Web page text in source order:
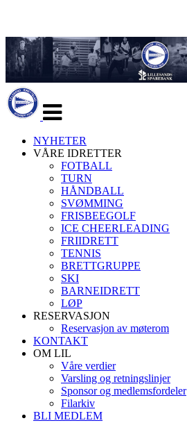
navigasjon
NYHETER
VÅRE IDRETTER
FOTBALL
TURN
HÅNDBALL
SVØMMING
FRISBEEGOLF
ICE CHEERLEADING
FRIIDRETT
TENNIS
BRETTGRUPPE
SKI
BARNEIDRETT
LØP
RESERVASJON
Reservasjon av møterom
KONTAKT
OM LIL
Våre verdier
Varsling og retningslinjer
Sponsor og medlemsfordeler
Filarkiv
BLI MEDLEM